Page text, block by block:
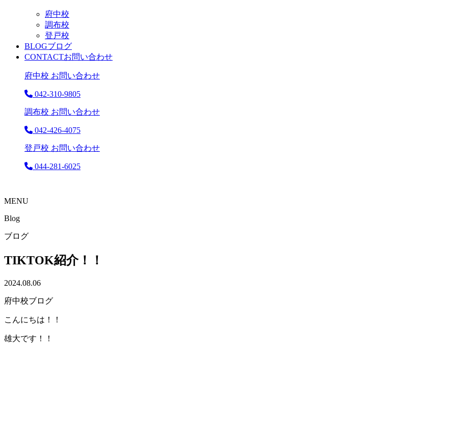
府中校
調布校
登戸校
BLOGブログ
CONTACTお問い合わせ
府中校 お問い合わせ
042-310-9805
調布校 お問い合わせ
042-426-4075
登戸校 お問い合わせ
044-281-6025
MENU
Blog
ブログ
TIKTOK紹介！！
2024.08.06
府中校ブログ
こんにちは！！
雄大です！！